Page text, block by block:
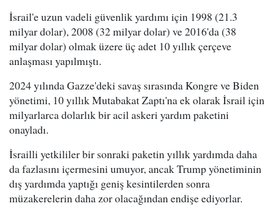
İsrail'e uzun vadeli güvenlik yardımı için 1998 (21.3
milyar dolar), 2008 (32 milyar dolar) ve 2016'da (38
milyar dolar) olmak üzere üç adet 10 yıllık çerçeve
anlaşması yapılmıştı.
2024 yılında Gazze'deki savaş sırasında Kongre ve Biden
yönetimi, 10 yıllık Mutabakat Zaptı'na ek olarak İsrail için
milyarlarca dolarlık bir acil askeri yardım paketini
onayladı.
İsrailli yetkililer bir sonraki paketin yıllık yardımda daha
da fazlasını içermesini umuyor, ancak Trump yönetiminin
dış yardımda yaptığı geniş kesintilerden sonra
müzakerelerin daha zor olacağından endişe ediyorlar.